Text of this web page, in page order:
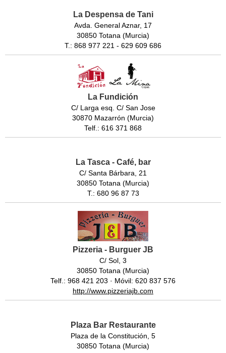
La Despensa de Tani
Avda. General Aznar, 17
30850 Totana (Murcia)
T.: 868 977 221 - 629 609 686
La Fundición
C/ Larga esq. C/ San Jose
30870 Mazarrón (Murcia)
Telf.: 616 371 868
La Tasca - Café, bar
C/ Santa Bárbara, 21
30850 Totana (Murcia)
T.: 680 96 87 73
Pizzeria - Burguer JB
C/ Sol, 3
30850 Totana (Murcia)
Telf.: 968 421 203 · Móvil: 620 837 576
http://www.pizzeriajb.com
Plaza Bar Restaurante
Plaza de la Constitución, 5
30850 Totana (Murcia)